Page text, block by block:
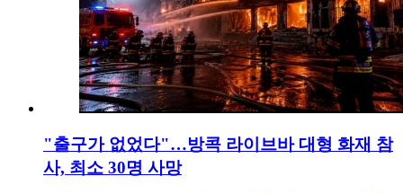
"출구가 없었다"…방콕 라이브바 대형 화재 참
사, 최소 30명 사망